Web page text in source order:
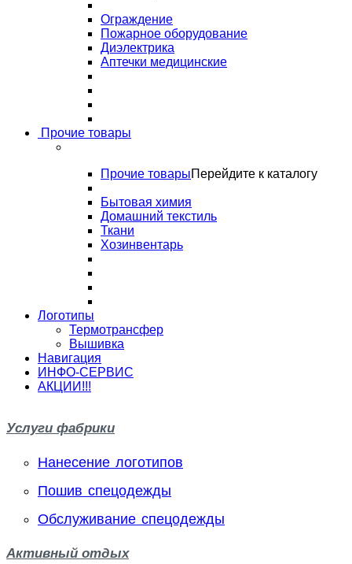
Ограждение
Пожарное оборудование
Диэлектрика
Аптечки медицинские
Прочие товары
Прочие товарыПерейдите к каталогу
Бытовая химия
Домашний текстиль
Ткани
Хозинвентарь
Логотипы
Термотрансфер
Вышивка
Навигация
ИНФО-СЕРВИС
АКЦИИ!!!
Услуги фабрики
Нанесение логотипов
Пошив спецодежды
Обслуживание спецодежды
Активный отдых